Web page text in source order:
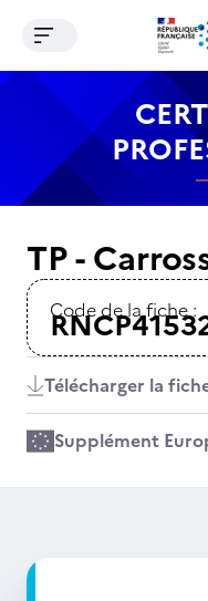
ContenuOuvrir le menu de
TP -
Code de la fiche :
Télécharger la
Supplément